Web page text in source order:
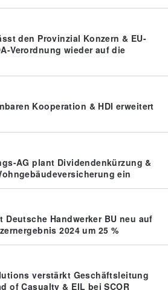
den Provinzial Konzern & EU-
Verordnung wieder auf die
Kooperation & HDI erweitert
AG plant Dividendenkürzung &
ein
Deutsche Handwerker BU neu auf
2024 um 25 %
verstärkt Geschäftsleitung
of Casualty & EIL bei SCOR